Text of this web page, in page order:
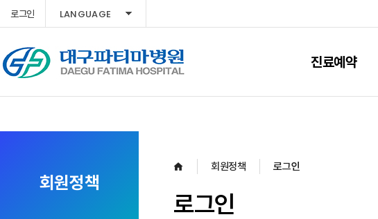
로그인 LANGUAGE
진료예약
회원정책
로그인
회원정책 로그인